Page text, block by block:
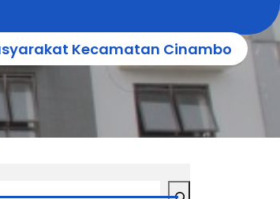
Kecamatan Cinambo